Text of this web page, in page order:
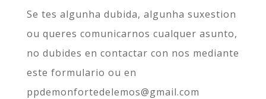
Se tes algunha dubida, algunha suxestion
ou queres comunicarnos cualquer asunto,
no dubides en contactar con nos mediante
este formulario ou en
ppdemonfortedelemos@gmail.com